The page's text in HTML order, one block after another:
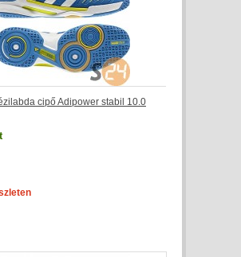
cipő Adipower stabil 10.0